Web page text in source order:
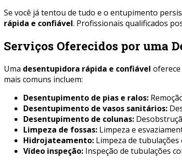
Se você já tentou de tudo e o entupimento
rápida e confiável. Profissionais qualificados
Serviços Oferecidos por uma
Uma desentupidora rápida e confiável
mais comuns incluem:
Desentupimento de pias e ralos:
Desentupimento de vasos sanitários:
Desentupimento de colunas:
Limpeza de fossas: Limpeza e
Hidrojateamento: Limpeza de
Vídeo inspeção: Inspeção de tubulações